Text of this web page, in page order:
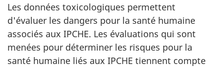
Les données toxicologiques permettent
d'évaluer les dangers pour la santé humaine
associés aux IPCHE. Les évaluations qui sont
menées pour déterminer les risques pour la
santé humaine liés aux IPCHE tiennent compte